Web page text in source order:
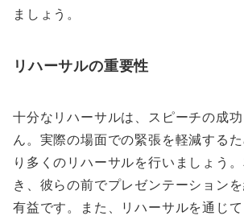
ましょう。
リハーサルの重要性
十分なリハーサルは、スピーチの成
ん。実際の場面での緊張を軽減する
り多くのリハーサルを行いましょう
き、彼らの前でプレゼンテーション
有益です。また、リハーサルを通じ